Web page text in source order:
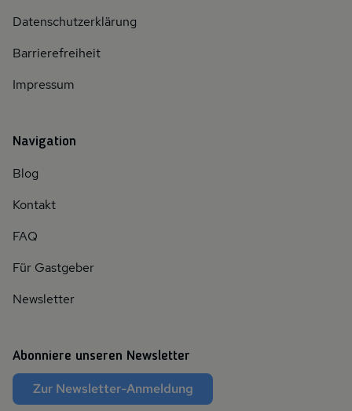
Datenschutzerklärung
Barrierefreiheit
Impressum
Navigation
Blog
Kontakt
FAQ
Für Gastgeber
Newsletter
Abonniere unseren Newsletter
Zur Newsletter-Anmeldung